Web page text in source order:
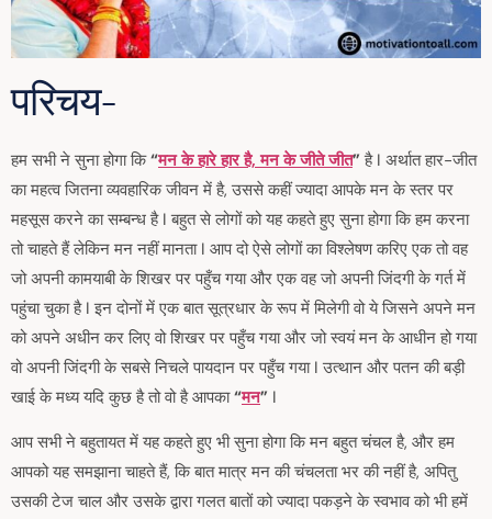
परिचय-
हम सभी ने सुना होगा कि“मन के हारे हार है, मन के जीते जीत” है I अर्थात हार-जीत
का महत्व जितना व्यवहारिक जीवन में है, उससे कहीं ज्यादा आपके मन के स्तर पर
महसूस करने का सम्बन्ध है I बहुत से लोगों को यह कहते हुए सुना होगा कि हम करना
तो चाहते हैं लेकिन मन नहीं मानता I आप दो ऐसे लोगों का विश्लेषण करिए एक तो वह
जो अपनी कामयाबी के शिखर पर पहुँच गया और एक वह जो अपनी जिंदगी के गर्त में
पहुंचा चुका है I इन दोनों में एक बात सूत्रधार के रूप में मिलेगी वो ये जिसने अपने मन
को अपने अधीन कर लिए वो शिखर पर पहुँच गया और जो स्वयं मन के आधीन हो गया
वो अपनी जिंदगी के सबसे निचले पायदान पर पहुँच गया I उत्थान और पतन की बड़ी
खाई के मध्य यदि कुछ है तो वो है आपका“मन” I
आप सभी ने बहुतायत में यह कहते हुए भी सुना होगा कि मन बहुत चंचल है, और हम
आपको यह समझाना चाहते हैं, कि बात मात्र मन की चंचलता भर की नहीं है, अपितु
उसकी टेज चाल और उसके द्वारा गलत बातों को ज्यादा पकड़ने के स्वभाव को भी हमें